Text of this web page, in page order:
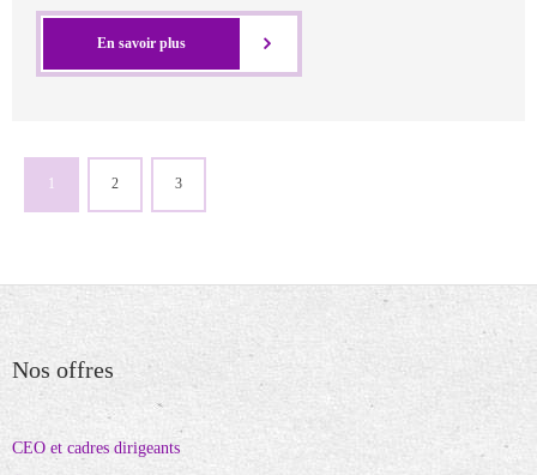
En savoir plus
1 2 3
Nos offres
CEO et cadres dirigeants